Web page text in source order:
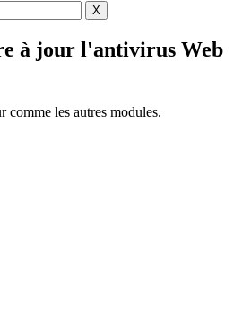
X
à jour l'antivirus Web
comme les autres modules.